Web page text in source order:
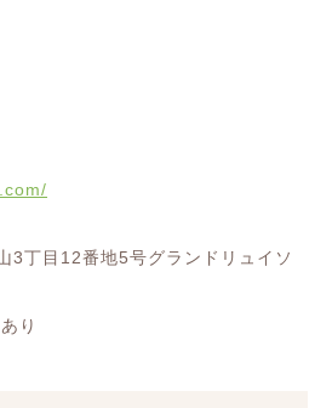
3丁目12番地5号グランドリュイソ
り